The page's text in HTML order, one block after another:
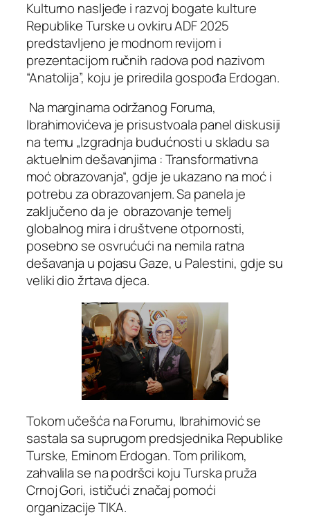
Kulturno nasljeđe i razvoj bogate kulture
Republike Turske u ovkiru ADF 2025
predstavljeno je modnom revijom i
prezentacijom ručnih radova pod nazivom
“Anatolija”, koju je priredila gospođa Erdogan.
Na marginama održanog Foruma,
Ibrahimovićeva je prisustvoala panel diskusiji
na temu „Izgradnja budućnosti u skladu sa
aktuelnim dešavanjima : Transformativna
moć obrazovanja“, gdje je ukazano na moć i
potrebu za obrazovanjem. Sa panela je
zaključeno da je obrazovanje temelj
globalnog mira i društvene otpornosti,
posebno se osvrućući na nemila ratna
dešavanja u pojasu Gaze, u Palestini, gdje su
veliki dio žrtava djeca.
Tokom učešća na Forumu, Ibrahimović se
sastala sa suprugom predsjednika Republike
Turske, Eminom Erdogan. Tom prilikom,
zahvalila se na podršci koju Turska pruža
Crnoj Gori, ističući značaj pomoći
organizacije TIKA.